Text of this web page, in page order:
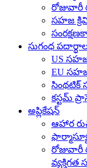
సహజ
సుగంధ
US
EU
సింథటిక్
కస్టమ్
అప్లికేషన్
ఆహార
రోజువారీ
వ్యక్తిగత